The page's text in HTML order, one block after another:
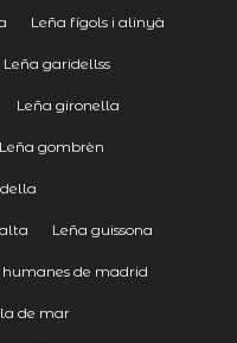
Leña fígols i alinyà
Leña garidellss
Leña gironella
Leña gombrèn
Leña guissona
humanes de madrid
de mar